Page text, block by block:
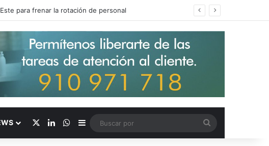
los salarios de entrada un 15%
LinkedInWhatsApp
Barra lateral
por